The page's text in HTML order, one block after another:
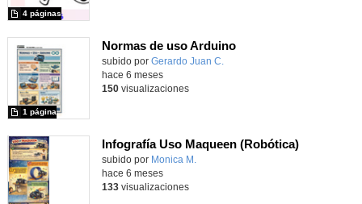
4 páginas
Normas de uso Arduino
Contenido educativo.
subido por Gerardo Juan C.
1 página
hace 6 meses
150visualizaciones
Infografía Uso Maqueen (Robótica)-
Contenido educativo.
subido por Monica M.
hace 6 meses
133visualizaciones